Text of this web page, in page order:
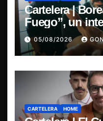
Cartelera |
Fuego”, un
pasión y la
05/08/2026
CARTELERA HOME